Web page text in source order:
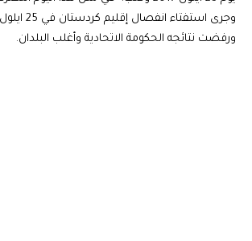
ورفضت نتائجه الحكومة الاتحادية وأغلب البلدان.